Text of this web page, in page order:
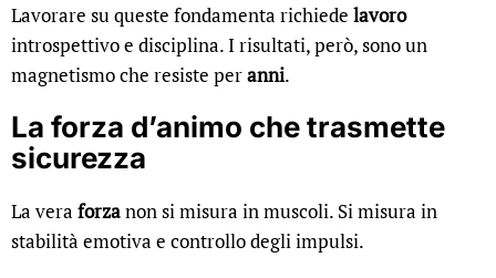
Lavorare su queste fondamenta richiede lavoro
introspettivo e disciplina. I risultati, però, sono un
magnetismo che resiste peranni.
La forza d’animo che trasmette
sicurezza
La vera forzanon si misura in muscoli. Si misura in
stabilità emotiva e controllo degli impulsi.